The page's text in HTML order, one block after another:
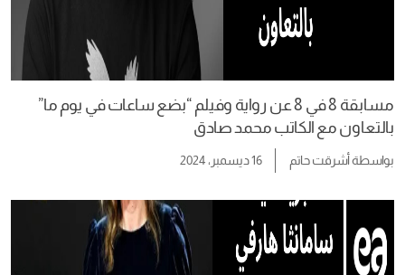
مسابقة 8 في 8 عن رواية وفيلم “بضع ساعات في يوم ما”
بالتعاون مع الكاتب محمد صادق
بواسطةأشرقت حاتم 16 ديسمبر، 2024